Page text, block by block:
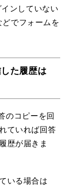
ンしていない
でフォームを
た履歴は
のコピーを回
ていれば回答
歴が届きま
いる場合は